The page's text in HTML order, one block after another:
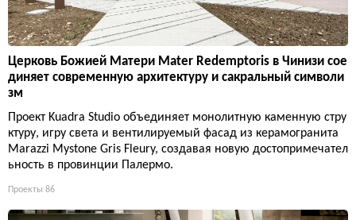
Церковь Божией Матери Mater Redemptoris в Чинизи сое
диняет современную архитектуру и сакральный символи
зм
Проект Kuadra Studio объединяет монолитную каменную стру
ктуру, игру света и вентилируемый фасад из керамогранита
Marazzi Mystone Gris Fleury, создавая новую достопримечател
ьность в провинции Палермо.
Проекты 86